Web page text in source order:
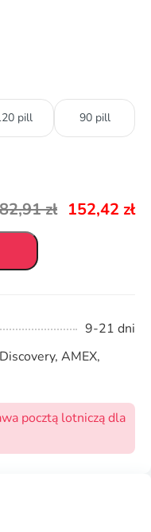
pill 90 pill
zł 152,42 zł
9-21 dni
AMEX,
pocztą lotniczą dla